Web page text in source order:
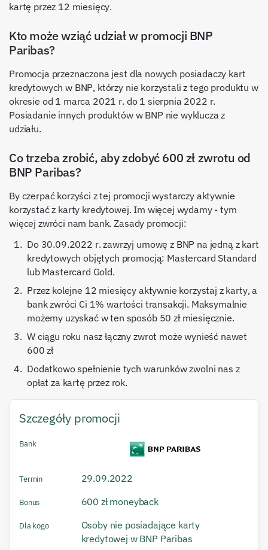
kartę przez 12 miesięcy.
Kto może wziąć udział w promocji BNP
Paribas?
Promocja przeznaczona jest dla nowych posiadaczy kart
kredytowych w BNP, którzy nie korzystali z tego produktu w
okresie od 1 marca 2021 r. do 1 sierpnia 2022 r.
Posiadanie innych produktów w BNP nie wyklucza z
udziału.
Co trzeba zrobić, aby zdobyć 600 zł zwrotu od
BNP Paribas?
By czerpać korzyści z tej promocji wystarczy aktywnie
korzystać z karty kredytowej. Im więcej wydamy - tym
więcej zwróci nam bank. Zasady promocji:
Do 30.09.2022 r. zawrzyj umowę z BNP na jedną z kart
kredytowych objętych promocją: Mastercard Standard
lub Mastercard Gold.
Przez kolejne 12 miesięcy aktywnie korzystaj z karty, a
bank zwróci Ci 1% wartości transakcji. Maksymalnie
możemy uzyskać w ten sposób 50 zł miesięcznie.
W ciągu roku nasz łączny zwrot może wynieść nawet
600 zł
Dodatkowo spełnienie tych warunków zwolni nas z
opłat za kartę przez rok.
Szczegóły promocji
Bank
Termin 29.09.2022
Bonus 600 zł moneyback
Dla kogo
Osoby nie posiadające karty
kredytowej w BNP Paribas